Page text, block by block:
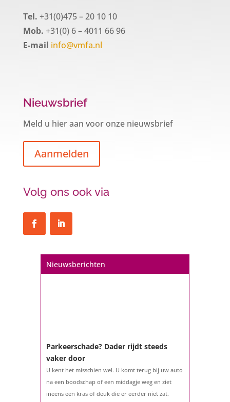
Tel. +31(0)475 – 20 10 10
Mob. +31(0) 6 – 4011 66 96
E-mail info@vmfa.nl
Nieuwsbrief
Meld u hier aan voor onze nieuwsbrief
Aanmelden
Volg ons ook via
Nieuwsberichten
Parkeerschade? Dader rijdt steeds
vaker door
U kent het misschien wel. U komt terug bij uw auto
na een boodschap of een middagje weg en ziet
ineens een kras of deuk die er eerder niet zat.